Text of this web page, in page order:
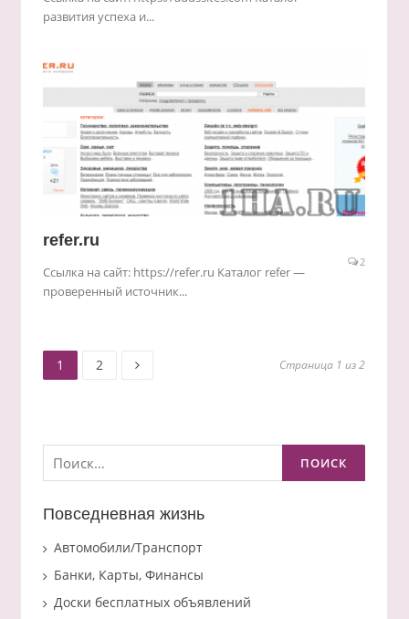
развития успеха и...
refer.ru
2
Ссылка на сайт: https://refer.ru Каталог refer —
проверенный источник...
Пагинация
Старница
1 Старница
2 Страница 1 из 2
Найти:
Повседневная жизнь
Автомобили/Транспорт
Банки, Карты, Финансы
Доски бесплатных объявлений